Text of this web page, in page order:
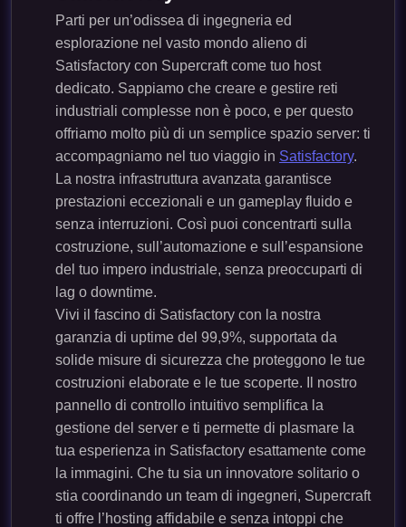
Parti per un’odissea di ingegneria ed
esplorazione nel vasto mondo alieno di
Satisfactory con Supercraft come tuo host
dedicato. Sappiamo che creare e gestire reti
industriali complesse non è poco, e per questo
offriamo molto più di un semplice spazio server: ti
accompagniamo nel tuo viaggio in Satisfactory.
La nostra infrastruttura avanzata garantisce
prestazioni eccezionali e un gameplay fluido e
senza interruzioni. Così puoi concentrarti sulla
costruzione, sull’automazione e sull’espansione
del tuo impero industriale, senza preoccuparti di
lag o downtime.
Vivi il fascino di Satisfactory con la nostra
garanzia di uptime del 99,9%, supportata da
solide misure di sicurezza che proteggono le tue
costruzioni elaborate e le tue scoperte. Il nostro
pannello di controllo intuitivo semplifica la
gestione del server e ti permette di plasmare la
tua esperienza in Satisfactory esattamente come
la immagini. Che tu sia un innovatore solitario o
stia coordinando un team di ingegneri, Supercraft
ti offre l’hosting affidabile e senza intoppi che